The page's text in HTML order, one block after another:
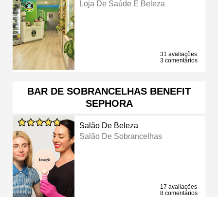
Loja De Saúde E Beleza
31 avaliações
3 comentários
BAR DE SOBRANCELHAS BENEFIT
SEPHORA
Salão De Beleza
Salão De Sobrancelhas
17 avaliações
8 comentários